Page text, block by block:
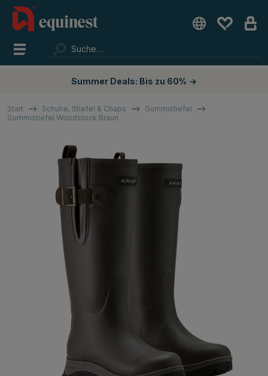
Summer Deals: Bis zu 60% →
Start Schuhe, Stiefel & Chaps
Gummistiefel
Gummistiefel Woodstock Braun